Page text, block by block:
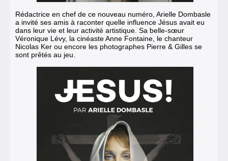
Rédactrice en chef de ce nouveau numéro, Arielle Dombasle
a invité ses amis à raconter quelle influence Jésus avait eu
dans leur vie et leur activité artistique. Sa belle-sœur
Véronique Lévy, la cinéaste Anne Fontaine, le chanteur
Nicolas Ker ou encore les photographes Pierre & Gilles se
sont prêtés au jeu.